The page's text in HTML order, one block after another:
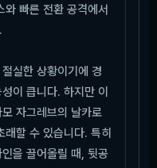
와 빠른 전환 공격에서
실한 상황이기에 경
이 큽니다. 하지만 이
자그레브의 날카로
할 수 있습니다. 특히
을 끌어올릴 때, 뒷공